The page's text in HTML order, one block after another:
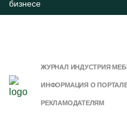
бизнесе
ЖУРНАЛ ИНДУСТРИЯ
ИНФОРМАЦИЯ О
РЕКЛАМОДАТЕЛЯМ